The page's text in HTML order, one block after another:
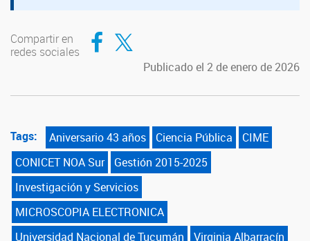
Compartir en
redes sociales
Compartir en Facebook
Compartir en Twitter
Publicado el 2 de enero de 2026
Tags: Aniversario 43 años Ciencia Pública
CIME
CONICET NOA Sur
Gestión 2015-2025
Investigación y Servicios
MICROSCOPIA ELECTRONICA
Universidad Nacional de Tucumán
Virginia Albarracín